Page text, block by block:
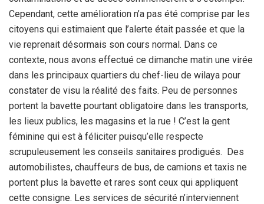
Cependant, cette amélioration n’a pas été comprise par les
citoyens qui estimaient que l’alerte était passée et que la
vie reprenait désormais son cours normal. Dans ce
contexte, nous avons effectué ce dimanche matin une virée
dans les principaux quartiers du chef-lieu de wilaya pour
constater de visu la réalité des faits. Peu de personnes
portent la bavette pourtant obligatoire dans les transports,
les lieux publics, les magasins et la rue ! C’est la gent
féminine qui est à féliciter puisqu’elle respecte
scrupuleusement les conseils sanitaires prodigués. Des
automobilistes, chauffeurs de bus, de camions et taxis ne
portent plus la bavette et rares sont ceux qui appliquent
cette consigne. Les services de sécurité n’interviennent